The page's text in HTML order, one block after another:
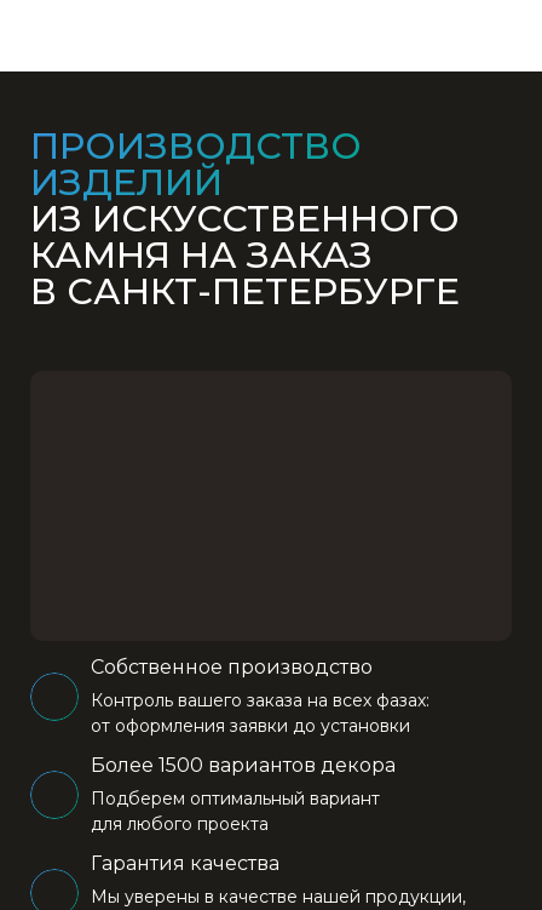
ПРОИЗВОДСТВО
ИЗДЕЛИЙ
ИЗ ИСКУССТВЕННОГО
КАМНЯ НА ЗАКАЗ
В САНКТ-ПЕТЕРБУРГЕ
Собственное производство
Контроль вашего заказа на всех фазах:
от оформления заявки до установки
Более 1500 вариантов декора
Подберем оптимальный вариант
для любого проекта
Гарантия качества
Мы уверены в качестве нашей продукции,